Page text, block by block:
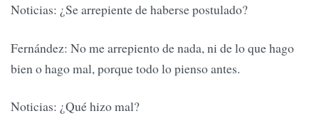
Noticias: ¿Se arrepiente de haberse postulado?
Fernández: No me arrepiento de nada, ni de lo que hago
bien o hago mal, porque todo lo pienso antes.
Noticias: ¿Qué hizo mal?